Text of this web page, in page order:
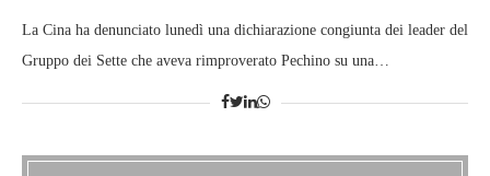
La Cina ha denunciato lunedì una dichiarazione congiunta dei leader del
Gruppo dei Sette che aveva rimproverato Pechino su una…